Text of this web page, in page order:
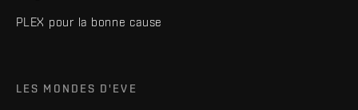
PLEX pour la bonne cause
LES MONDES D'EVE